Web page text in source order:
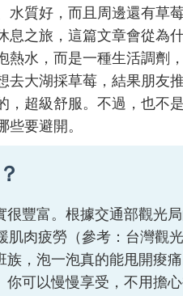
質好，而且周邊還有草
之旅，這篇文章會從為
水，而是一種生活調劑
去大湖採草莓，結果朋友
，超級舒服。不過，也不
要避開。
豐富。根據交通部觀光
肉疲勞（參考： 台灣觀
，泡一泡真的能甩開痠痛
可以慢慢享受，不用擔